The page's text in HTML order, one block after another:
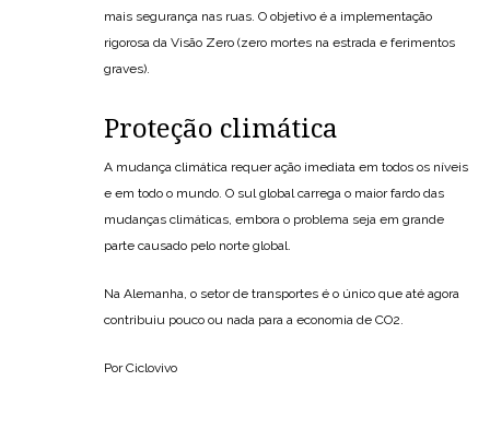
mais segurança nas ruas. O objetivo é a implementação
rigorosa da Visão Zero (zero mortes na estrada e ferimentos
graves).
Proteção climática
A mudança climática requer ação imediata em todos os níveis
e em todo o mundo. O sul global carrega o maior fardo das
mudanças climáticas, embora o problema seja em grande
parte causado pelo norte global.
Na Alemanha, o setor de transportes é o único que até agora
contribuiu pouco ou nada para a economia de CO2.
Por Ciclovivo